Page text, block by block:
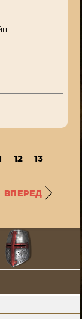
12 13
ВПЕРЕД